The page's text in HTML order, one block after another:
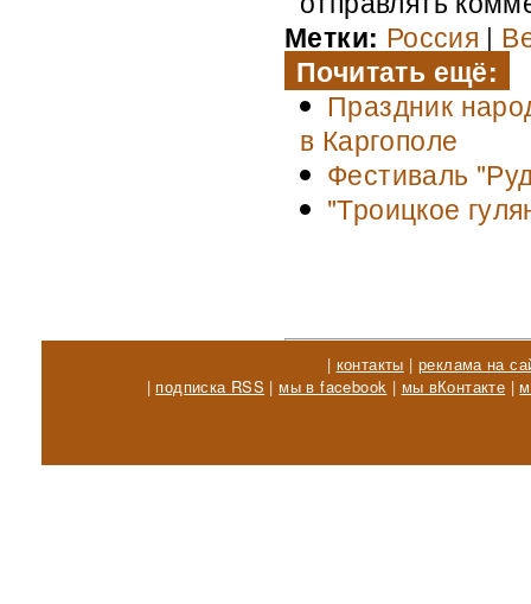
Метки: Россия |
Почитать ещё:
Праздник
в Каргополе
Фестиваль
"Троицкое
| контакты | реклама на
| подписка RSS | мы в facebook | мы вКонтакте |